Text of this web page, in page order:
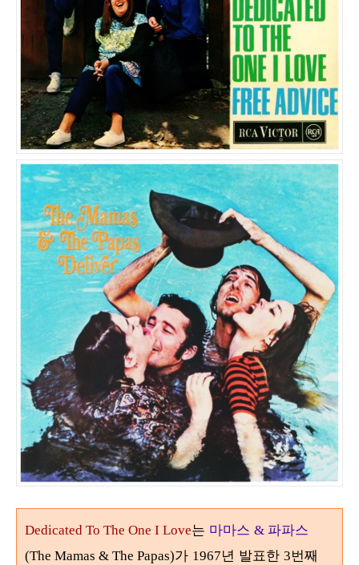
Dedicated To The One I Love는 마마스 & 파파스
(The Mamas & The Papas)가 1967년 발표한 3번째